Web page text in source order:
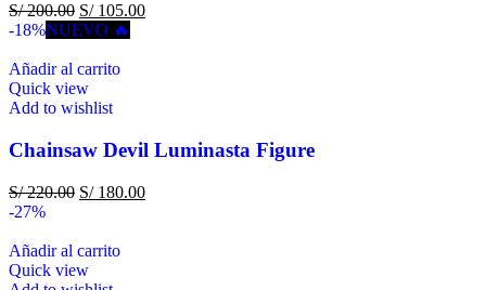
S/200.00 S/105.00
-18%NUEVO 🔥
Añadir al carrito
Quick view
Add to wishlist
Chainsaw Devil Luminasta Figure
S/220.00 S/180.00
-27%
Añadir al carrito
Quick view